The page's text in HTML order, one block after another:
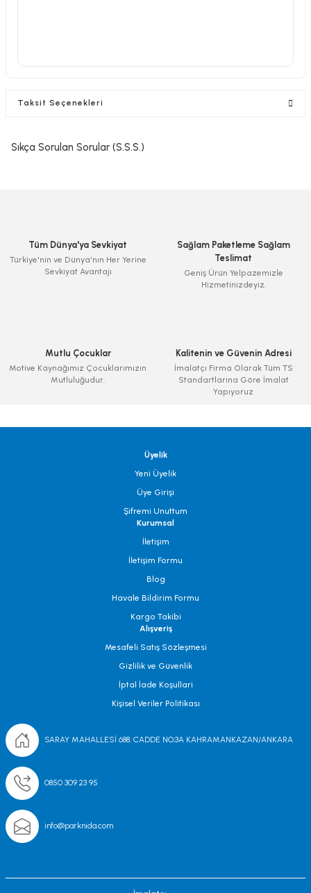
Taksit Seçenekleri
Sıkça Sorulan Sorular (S.S.S.)
Tüm Dünya'ya Sevkiyat
Türkiye'nin ve Dünya'nın Her Yerine
Sevkiyat Avantajı
Sağlam Paketleme Sağlam
Teslimat
Geniş Ürün Yelpazemizle
Hizmetinizdeyiz.
Mutlu Çocuklar
Motive Kaynağımız Çocuklarımızın
Mutluluğudur.
Kalitenin ve Güvenin Adresi
İmalatçı Firma Olarak Tüm TS
Standartlarına Göre İmalat
Yapıyoruz
Üyelik
Yeni Üyelik
Üye Girişi
Şifremi Unuttum
Kurumsal
İletişim
İletişim Formu
Blog
Havale Bildirim Formu
Kargo Takibi
Alışveriş
Mesafeli Satış Sözleşmesi
Gizlilik ve Güvenlik
İptal İade Koşullari
Kişisel Veriler Politikası
SARAY MAHALLESİ 688. CADDE NO;3A KAHRAMANKAZAN/ANKARA
0850 309 23 95
info@parknida.com